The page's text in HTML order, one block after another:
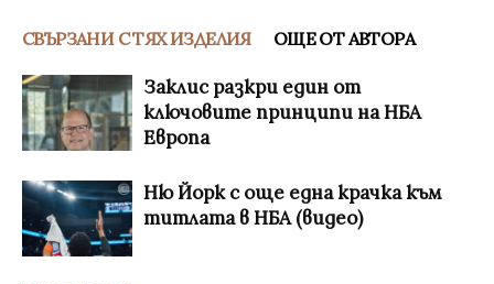
СВЪРЗАНИ С ТЯХ ИЗДЕЛИЯ ОЩЕ ОТ АВТОРА
Заклис разкри един от
ключовите принципи на НБА
Европа
Ню Йорк с още една крачка към
титлата в НБА (видео)